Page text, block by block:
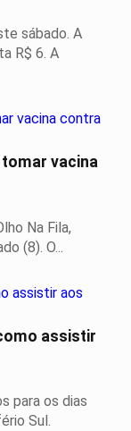
sábado. A
R$ 6. A
vacina
Na Fila,
(8). O...
assistir
para os dias
Sul.